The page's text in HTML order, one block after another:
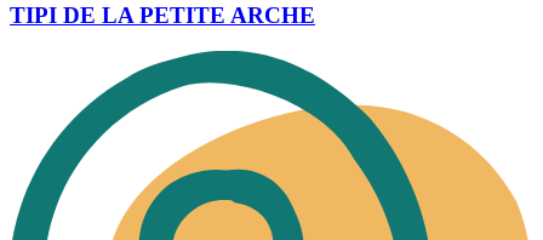
TIPI DE LA PETITE ARCHE